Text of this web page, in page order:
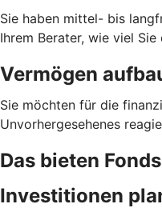
Sie haben mittel- bis
Ihrem Berater, wie viel
Vermögen
Sie möchten für die
Unvorhergesehenes
Das bieten
Investitionen